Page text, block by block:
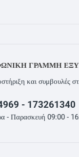
ΓΡΑΜΜΉ
και συμβουλές
- 173261340
- Παρασκευή 09:00 -